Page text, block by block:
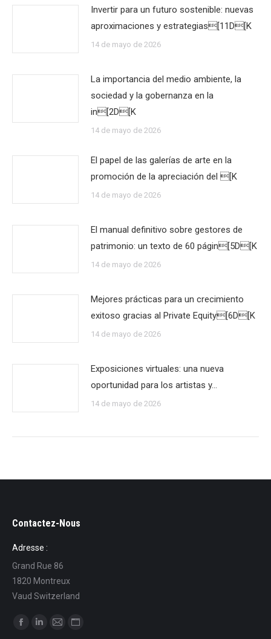
Invertir para un futuro sostenible: nuevas
aproximaciones y estrategias[11D[K
14 de mayo de 2026
La importancia del medio ambiente, la
sociedad y la gobernanza en la
in[2D[K
14 de mayo de 2026
El papel de las galerías de arte en la
promoción de la apreciación del [K
14 de mayo de 2026
El manual definitivo sobre gestores de
patrimonio: un texto de 60 págin[5D[K
14 de mayo de 2026
Mejores prácticas para un crecimiento
exitoso gracias al Private Equity[6D[K
14 de mayo de 2026
Exposiciones virtuales: una nueva
oportunidad para los artistas y…
14 de mayo de 2026
Contactez-Nous
Adresse :
Grand Rue 86
1820 Montreux
Vaud Switzerland
Find us on: